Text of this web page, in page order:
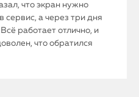
что экран нужно
сервис, а через три дня
работает отлично, и
что обратился